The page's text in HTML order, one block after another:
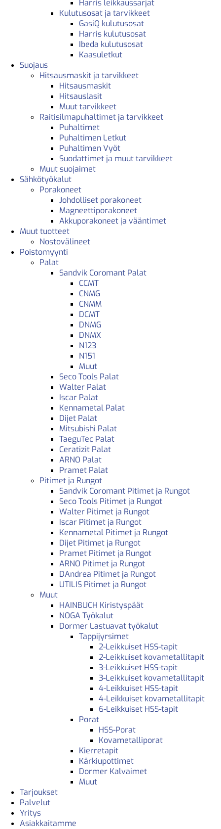
Harris leikkaussarjat
Kulutusosat ja tarvikkeet
GasiQ kulutusosat
Harris kulutusosat
Ibeda kulutusosat
Kaasuletkut
Suojaus
Hitsausmaskit ja tarvikkeet
Hitsausmaskit
Hitsauslasit
Muut tarvikkeet
Raitisilmapuhaltimet ja tarvikkeet
Puhaltimet
Puhaltimen Letkut
Puhaltimen Vyöt
Suodattimet ja muut tarvikkeet
Muut suojaimet
Sähkötyökalut
Porakoneet
Johdolliset porakoneet
Magneettiporakoneet
Akkuporakoneet ja vääntimet
Muut tuotteet
Nostovälineet
Poistomyynti
Palat
Sandvik Coromant Palat
CCMT
CNMG
CNMM
DCMT
DNMG
DNMX
N123
N151
Muut
Seco Tools Palat
Walter Palat
Iscar Palat
Kennametal Palat
Dijet Palat
Mitsubishi Palat
TaeguTec Palat
Ceratizit Palat
ARNO Palat
Pramet Palat
Pitimet ja Rungot
Sandvik Coromant Pitimet ja Rungot
Seco Tools Pitimet ja Rungot
Walter Pitimet ja Rungot
Iscar Pitimet ja Rungot
Kennametal Pitimet ja Rungot
Dijet Pitimet ja Rungot
Pramet Pitimet ja Rungot
ARNO Pitimet ja Rungot
DAndrea Pitimet ja Rungot
UTILIS Pitimet ja Rungot
Muut
HAINBUCH Kiristyspäät
NOGA Työkalut
Dormer Lastuavat työkalut
Tappijyrsimet
2-Leikkuiset HSS-tapit
2-Leikkuiset kovametallitapit
3-Leikkuiset HSS-tapit
3-Leikkuiset kovametallitapit
4-Leikkuiset HSS-tapit
4-Leikkuiset kovametallitapit
6-Leikkuiset HSS-tapit
Porat
HSS-Porat
Kovametalliporat
Kierretapit
Kärkiupottimet
Dormer Kalvaimet
Muut
Tarjoukset
Palvelut
Yritys
Asiakkaitamme